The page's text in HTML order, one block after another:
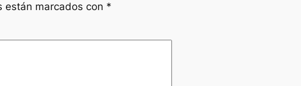
están marcados con *